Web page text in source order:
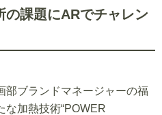
の課題にARでチャレン
部ブランドマネージャーの福
な加熱技術“POWER